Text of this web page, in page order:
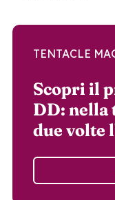
TENTACLE
Scopri il
DD: nella
due volte